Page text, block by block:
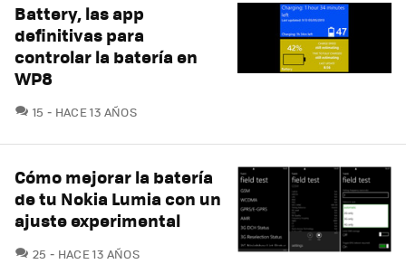
Battery, las app
definitivas para
controlar la batería en
WP8
15 COMENTARIOS
HACE 13 AÑOS
Cómo mejorar la batería
de tu Nokia Lumia con un
ajuste experimental
25 COMENTARIOS
HACE 13 AÑOS